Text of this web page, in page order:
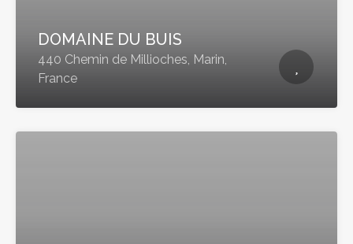
DOMAINE DU BUIS
440 Chemin de Millioches, Marin,
France